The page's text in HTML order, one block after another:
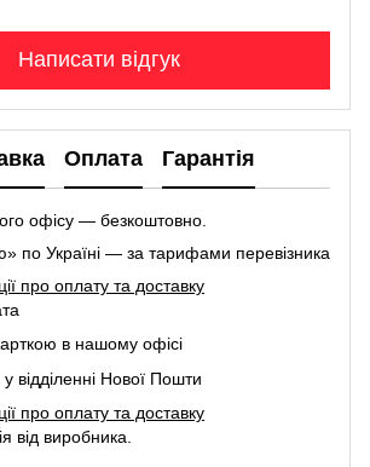
Написати відгук
Оплата Гарантія
офісу — безкоштовно.
по Україні — за тарифами перевізника
про оплату та доставку
в нашому офісі
відділенні Нової Пошти
про оплату та доставку
від виробника.